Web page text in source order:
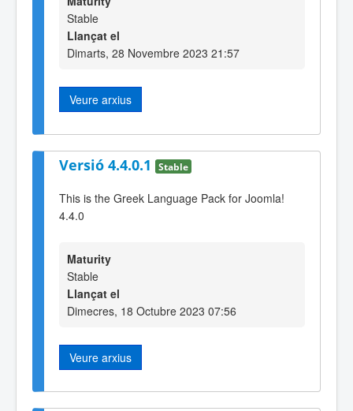
Stable
Llançat el
Dimarts, 28 Novembre 2023 21:57
Veure arxius
Versió 4.4.0.1 Stable
This is the Greek Language Pack for Joomla!
4.4.0
Maturity
Stable
Llançat el
Dimecres, 18 Octubre 2023 07:56
Veure arxius